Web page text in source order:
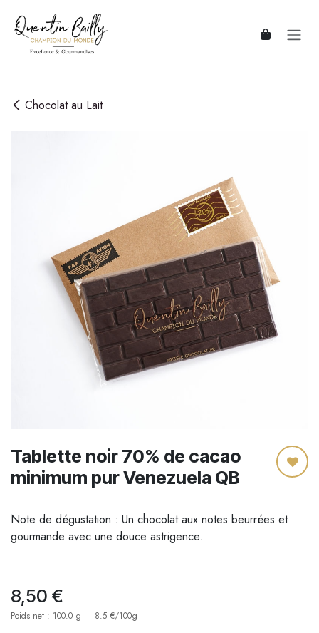
Chocolat au Lait
Tablette noir 70% de cacao
minimum pur Venezuela QB
Note de dégustation : Un chocolat aux notes beurrées et
gourmande avec une douce astrigence.
8,50 €
Poids net : 100.0 g 8.5 €/100g